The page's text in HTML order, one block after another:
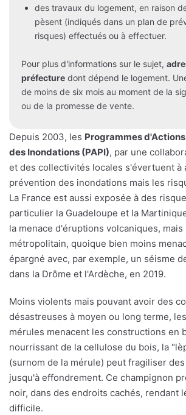
des travaux du logement, en raison
pèsent (indiqués dans un plan de
risques) effectués ou à effectuer.
Pour plus d'informations sur le sujet,
préfecture dont dépend le logement.
de moins de six mois au moment de la
ou de la promesse de vente.
Depuis 2003, les Programmes
des Inondations (PAPI), par une
et des collectivités locales s'évertuent à
prévention des inondations mais les
La France est aussi exposée à des
particulier la Guadeloupe et la
la menace d'éruptions volcaniques,
métropolitain, quoique bien moins
épargné avec, par exemple, un séisme
dans la Drôme et l'Ardèche, en 2019.
Moins violents mais pouvant avoir des
désastreuses à moyen ou long terme,
mérules menacent les constructions en
nourrissant de la cellulose du bois, la
(surnom de la mérule) peut fragiliser
jusqu'à effondrement. Ce champignon
noir, dans des endroits cachés, rendant
difficile.